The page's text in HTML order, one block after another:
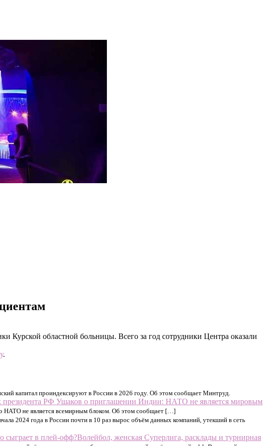
Курской областной больницы. Всего за год сотрудники Центра оказали
.
капитал проиндексируют в России в 2026 году. Об этом сообщает Минтруд.
РФ Ушаков о приглашении Индии: НАТО не является мировым
НАТО не является всемирным блоком. Об этом сообщает […]
2024 года в России почти в 10 раз вырос объём данных компаний, утекший в сеть
Волейбол, женская Суперлига, расклады и турнирная